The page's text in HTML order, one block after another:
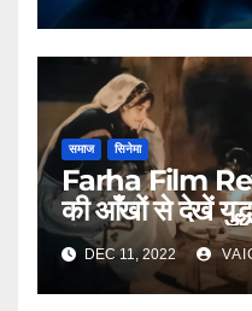
समाज सिनेमा
Farha Film
की आँखों से देखें युद्ध
मंजरDEC 11, 2022